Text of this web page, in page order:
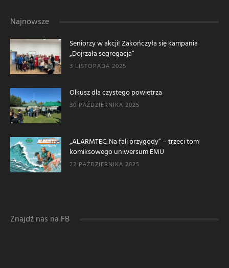
Najnowsze
Seniorzy w akcji! Zakończyła się kampania
„Dojrzała segregacja”
3 LISTOPADA 2025
Olkusz dla czystego powietrza
30 PAŹDZIERNIKA 2025
„ALARMTEC. Na fali przygody” – trzeci tom
komiksowego uniwersum EMU
22 PAŹDZIERNIKA 2025
Znajdź nas na FB